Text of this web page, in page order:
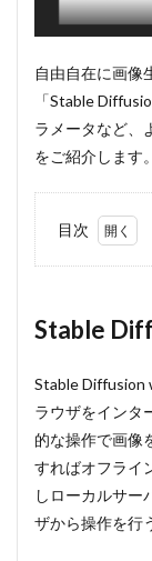
自由自在に画像
「Stable
ラメータなど、
をご紹介します。
目次
web uiと
は
Diffusion
web uiの
必要スペ
ック
Stable
Stable
Stable Diffusion
ラウザをインタ
的な操作で画像
すればオフライ
しローカルサー
ザから操作を行